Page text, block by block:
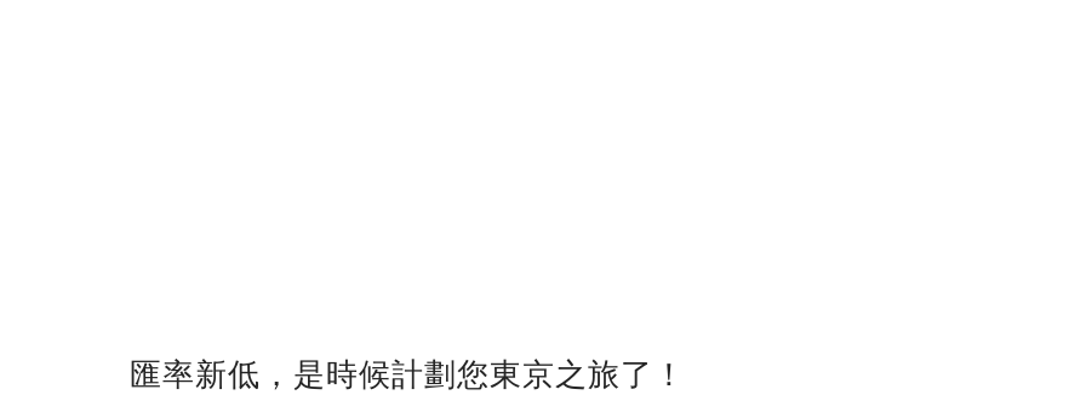
匯率新低，是時候計劃您東京之旅了！